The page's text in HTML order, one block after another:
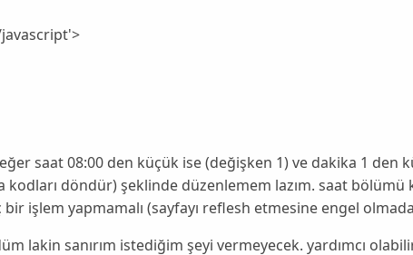
saat 08:00 den küçük ise (değişken 1) ve dakika 1 den
kodları döndür) şeklinde düzenlemem lazım. saat bölümü
bir işlem yapmamalı (sayfayı reflesh etmesine engel
lakin sanırım istediğim şeyi vermeyecek. yardımcı